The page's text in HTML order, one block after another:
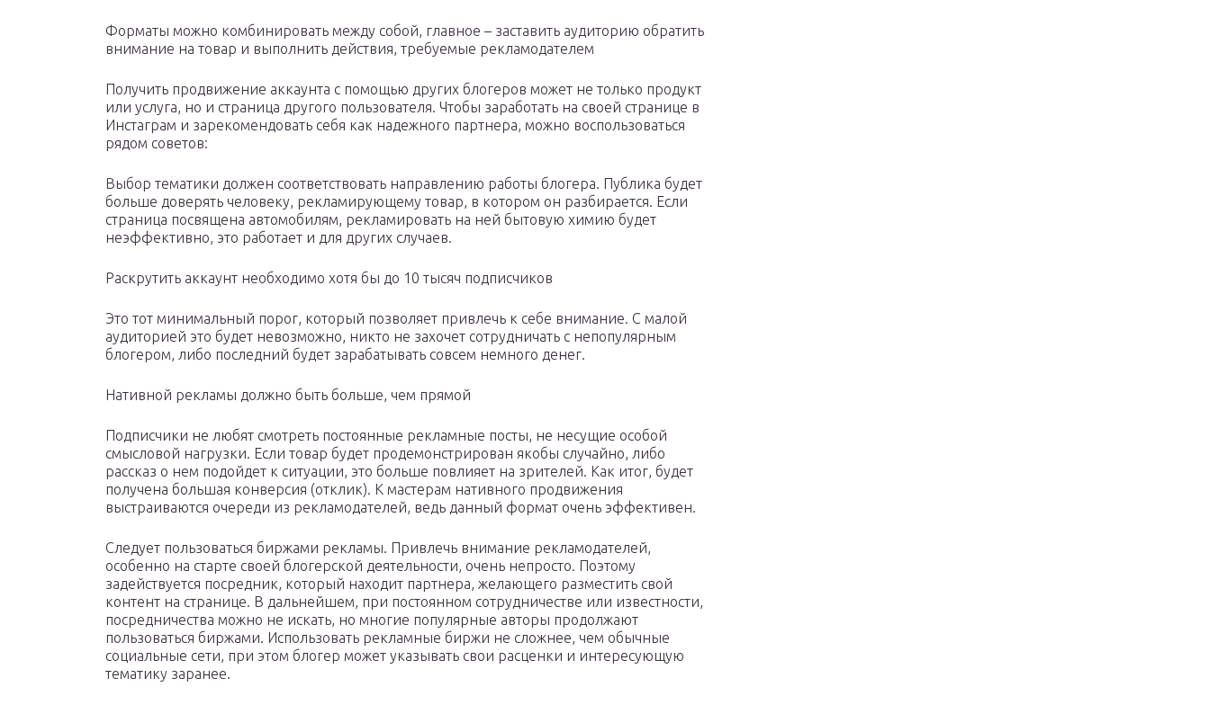
Форматы можно комбинировать между собой, главное – заставить аудиторию обратить
внимание на товар и выполнить действия, требуемые рекламодателем
Получить продвижение аккаунта с помощью других блогеров может не только продукт
или услуга, но и страница другого пользователя. Чтобы заработать на своей странице в
Инстаграм и зарекомендовать себя как надежного партнера, можно воспользоваться
рядом советов:
Выбор тематики должен соответствовать направлению работы блогера. Публика будет
больше доверять человеку, рекламирующему товар, в котором он разбирается. Если
страница посвящена автомобилям, рекламировать на ней бытовую химию будет
неэффективно, это работает и для других случаев.
Раскрутить аккаунт необходимо хотя бы до 10 тысяч подписчиков
Это тот минимальный порог, который позволяет привлечь к себе внимание. С малой
аудиторией это будет невозможно, никто не захочет сотрудничать с непопулярным
блогером, либо последний будет зарабатывать совсем немного денег.
Нативной рекламы должно быть больше, чем прямой
Подписчики не любят смотреть постоянные рекламные посты, не несущие особой
смысловой нагрузки. Если товар будет продемонстрирован якобы случайно, либо
рассказ о нем подойдет к ситуации, это больше повлияет на зрителей. Как итог, будет
получена большая конверсия (отклик). К мастерам нативного продвижения
выстраиваются очереди из рекламодателей, ведь данный формат очень эффективен.
Следует пользоваться биржами рекламы. Привлечь внимание рекламодателей,
особенно на старте своей блогерской деятельности, очень непросто. Поэтому
задействуется посредник, который находит партнера, желающего разместить свой
контент на странице. В дальнейшем, при постоянном сотрудничестве или известности,
посредничества можно не искать, но многие популярные авторы продолжают
пользоваться биржами. Использовать рекламные биржи не сложнее, чем обычные
социальные сети, при этом блогер может указывать свои расценки и интересующую
тематику заранее.